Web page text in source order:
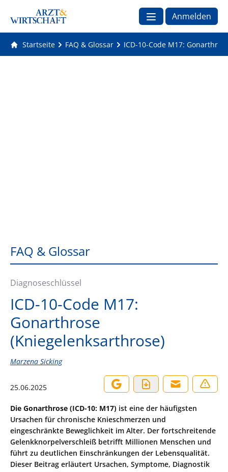
Anmelden
Startseite FAQ & Glossar ICD-10-Code M17:
FAQ & Glossar
Diagnoseschlüssel
ICD-10-Code M17:
Gonarthrose
(Kniegelenksarthrose)
Marzena Sicking
25.06.2025
Die Gonarthrose (ICD-10: M17) ist eine der häufigsten
Ursachen für chronische Knieschmerzen und
eingeschränkte Beweglichkeit im Alter. Der fortschreitende
Gelenkknorpelverschleiß betrifft Millionen Menschen und
führt zu deutlichen Einschränkungen der Lebensqualität.
Dieser Beitrag erläutert Ursachen, Symptome, Diagnostik